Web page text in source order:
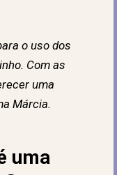
o uso dos
Com as
uma
Márcia.
uma